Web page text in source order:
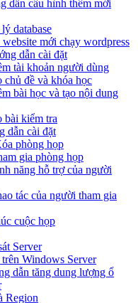
dẫn cấu hình thêm mới
database
mới chạy wordpress
dẫn cài đặt
tài khoản người dùng
đề và khóa học
bài học và tạo nội dung
bài kiểm tra
dẫn cài đặt
phòng họp
gia phòng họp
năng hỗ trợ của người
tác của người tham gia
cuộc họp
Server
Windows Server
dẫn tăng dung lượng ổ
Region